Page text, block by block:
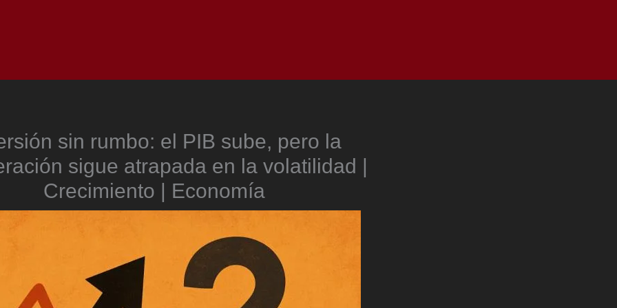
sin rumbo: el PIB sube, pero la
sigue atrapada en la volatilidad |
Crecimiento | Economía